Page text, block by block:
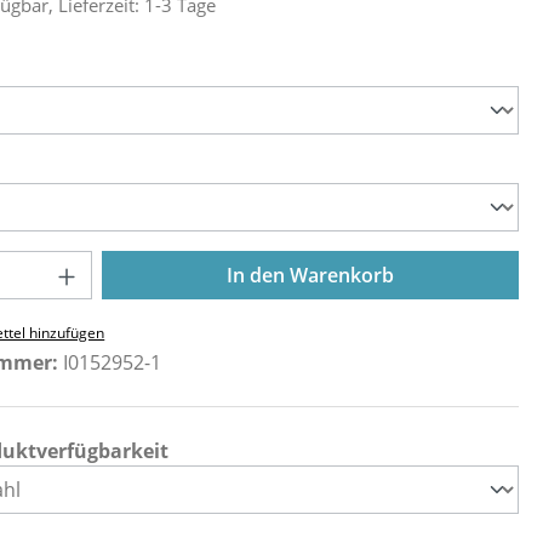
Anzahl: Gib den gewünschten Wert
In den Warenkorb
hinzufügen
I0152952-1